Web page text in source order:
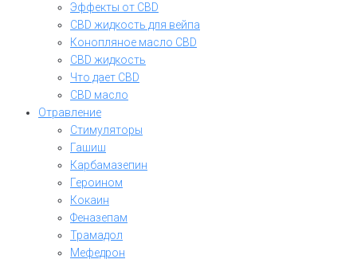
Эффекты от CBD
CBD жидкость для вейпа
Конопляное масло CBD
CBD жидкость
Что дает CBD
CBD масло
Отравление
Стимуляторы
Гашиш
Карбамазепин
Героином
Кокаин
Феназепам
Трамадол
Мефедрон